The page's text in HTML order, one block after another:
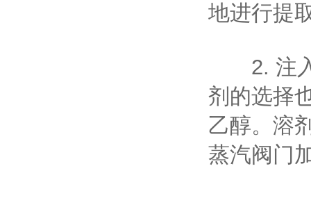
地进行提
2. 注入
剂的选择
乙醇。溶
蒸汽阀门